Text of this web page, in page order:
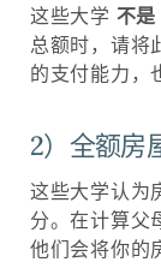
这些大学 不是
总额时，请将
的支付能力，
2）全额房
这些大学认为
分。在计算父
他们会将你的